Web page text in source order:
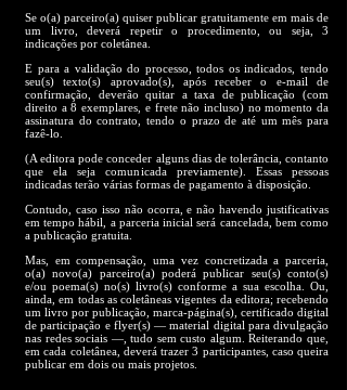
Se o(a) parceiro(a) quiser publicar gratuitamente em mais de
um livro, deverá repetir o procedimento, ou seja, 3
indicações por coletânea.
E para a validação do processo, todos os indicados, tendo
seu(s) texto(s) aprovado(s), após receber o e-mail de
confirmação, deverão quitar a taxa de publicação (com
direito a 8 exemplares, e frete não incluso) no momento da
assinatura do contrato, tendo o prazo de até um mês para
fazê-lo.
(A editora pode conceder alguns dias de tolerância, contanto
que ela seja comunicada previamente). Essas pessoas
indicadas terão várias formas de pagamento à disposição.
Contudo, caso isso não ocorra, e não havendo justificativas
em tempo hábil, a parceria inicial será cancelada, bem como
a publicação gratuita.
Mas, em compensação, uma vez concretizada a parceria,
o(a) novo(a) parceiro(a) poderá publicar seu(s) conto(s)
e/ou poema(s) no(s) livro(s) conforme a sua escolha. Ou,
ainda, em todas as coletâneas vigentes da editora; recebendo
um livro por publicação, marca-página(s), certificado digital
de participação e flyer(s) — material digital para divulgação
nas redes sociais —, tudo sem custo algum. Reiterando que,
em cada coletânea, deverá trazer 3 participantes, caso queira
publicar em dois ou mais projetos.